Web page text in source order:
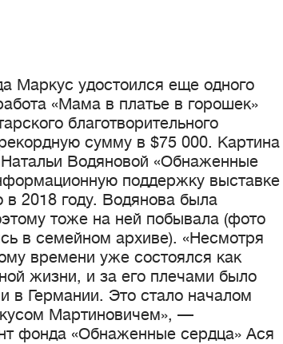
Маркус удостоился еще одного
«Мама в платье в горошек»
благотворительного
сумму в $75 000. Картина
Водяновой «Обнаженные
поддержку выставке
2018 году. Водянова была
тоже на ней побывала (фото
в семейном архиве). «Несмотря
времени уже состоялся как
жизни, и за его плечами было
в Германии. Это стало началом
Мартиновичем», —
фонда «Обнаженные сердца» Ася